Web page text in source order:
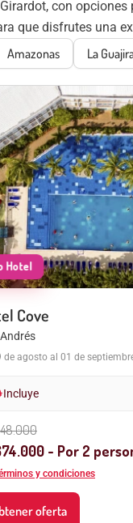
con
que disfrutes una
Amazonas La
Cove
de agosto al 01 de
Incluye
- Por 2
y condiciones
oferta